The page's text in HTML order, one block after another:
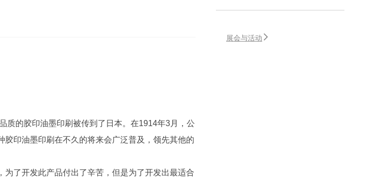
质的胶印油墨印刷被传到了日本。在1914年3月，公
印油墨印刷在不久的将来会广泛普及，领先其他的
为了开发此产品付出了辛苦，但是为了开发出最适合
展会与活动